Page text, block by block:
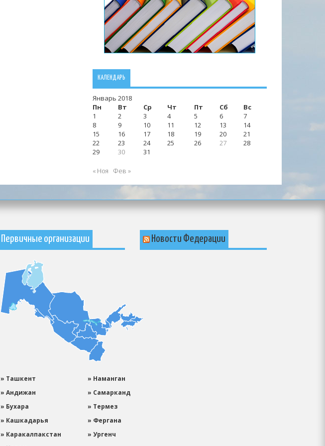
КАЛЕНДАРЬ
Январь 2018
Пн
Вт Ср Чт Пт Сб
Вс
1
2 3 4 5 6
7
8
9 10 11 12 13
14
15
16 17 18 19 20
21
22
23 24 25 26 27
28
29
30 31
« Ноя Фев »
Первичные организации
» Ташкент
» Андижан
» Бухара
» Кашкадарья
» Каракалпакстан
» Наманган
» Самарканд
» Термез
» Фергана
» Ургенч
Новости Федерации